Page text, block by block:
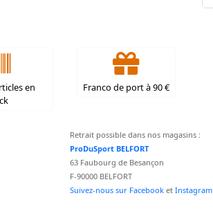
en
Franco de port à 90 €
Retrait possible dans nos magasins :
ProDuSport BELFORT
63 Faubourg de Besançon
F-90000 BELFORT
Suivez-nous sur Facebook et Instagram